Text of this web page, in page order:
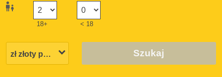
18+ < 18
Szukaj